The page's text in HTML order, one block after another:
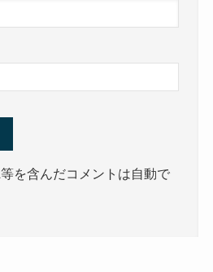
を含んだコメントは自動で